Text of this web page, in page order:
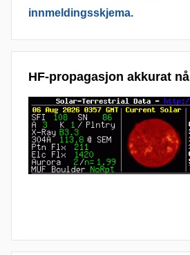
innmeldingsskjema.
HF-propagasjon akkurat nå